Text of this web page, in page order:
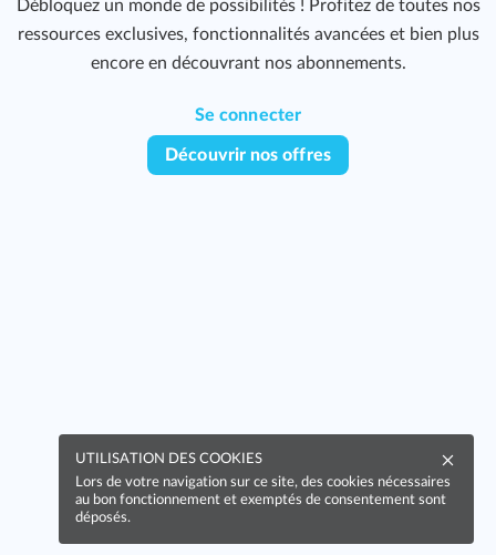
Débloquez un monde de possibilités ! Profitez de toutes nos
ressources exclusives, fonctionnalités avancées et bien plus
encore en découvrant nos abonnements.
Se connecter
Découvrir nos offres
UTILISATION DES COOKIES
Lors de votre navigation sur ce site, des cookies nécessaires
au bon fonctionnement et exemptés de consentement sont
déposés.